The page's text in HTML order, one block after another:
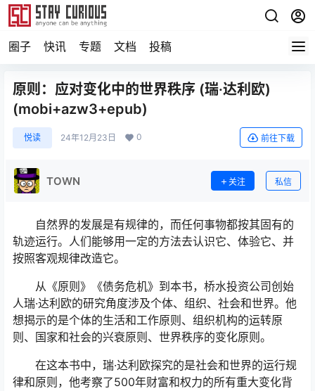
圈子 快讯 专题 文档 投稿
原则：应对变化中的世界秩序 (瑞·达利欧)
(mobi+azw3+epub)
悦读 24年12月23日 0 前往下载
TOWN 关注 私信
自然界的发展是有规律的，而任何事物都按其固有的
轨迹运行。人们能够用一定的方法去认识它、体验它、并
按照客观规律改造它。
从《原则》《债务危机》到本书，桥水投资公司创始
人瑞·达利欧的研究角度涉及个体、组织、社会和世界。他
想揭示的是个体的生活和工作原则、组织机构的运转原
则、国家和社会的兴衰原则、世界秩序的变化原则。
在这本书中，瑞·达利欧探究的是社会和世界的运行规
律和原则，他考察了500年财富和权力的所有重大变化背